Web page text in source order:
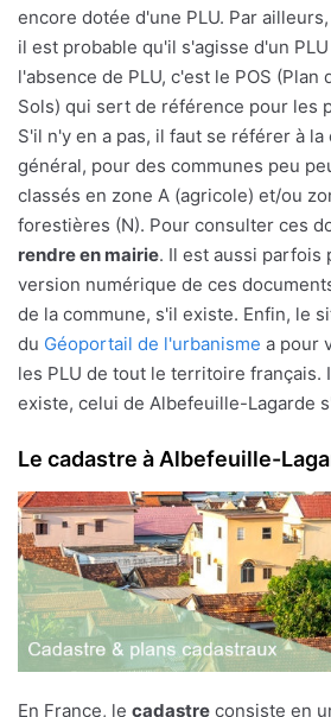
encore dotée d'une PLU. Par
il est probable qu'il s'agisse d'un
l'absence de PLU, c'est le POS (Plan
Sols) qui sert de référence pour les
S'il n'y en a pas, il faut se référer à la
général, pour des communes peu
classés en zone A (agricole) et/ou
forestières (N). Pour consulter ces
rendre en mairie. Il est aussi parfois
version numérique de ces
de la commune, s'il existe. Enfin, le
du Géoportail de l'urbanisme a pour
les PLU de tout le territoire français.
existe, celui de Albefeuille-Lagarde
Le cadastre à Albefeuille-
En France, le cadastre consiste en